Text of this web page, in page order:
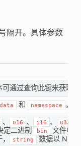
隔开。具体参数
可通过查询此键来获取
data 和 namespace 。
、 u16 、 i16 、 u32
定二进制 bin
文件中
string 数据以